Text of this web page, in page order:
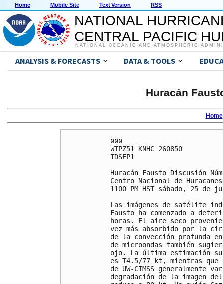
Home Mobile Site Text Version RSS
NATIONAL
CENTRAL PACIFIC
NATIONAL OCEANIC AND ATMOSPHERIC
ANALYSIS & FORECASTS DATA & TOOLS
Huracán
Home
000
WTPZ51 KNHC 260850
TDSEP1
Huracán Fausto Discusión
Centro Nacional de
1100 PM HST sábado, 25 de
Las imágenes de satélite
Fausto ha comenzado a
horas. El aire seco
vez más absorbido por la
de la convección profunda
de microondas también
ojo. La última estimación
es T4.5/77 kt, mientras
de UW-CIMSS
degradación de la imagen